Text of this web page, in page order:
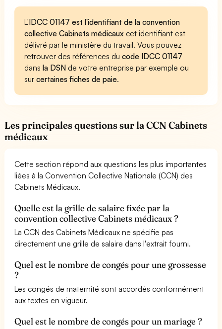
L'IDCC 01147 est l'identifiant de la convention
collective Cabinets médicaux cet identifiant est
délivré par le ministère du travail. Vous pouvez
retrouver des références ducode IDCC 01147
dansla DSN de votre entreprise par exemple ou
surcertaines fiches de paie.
Les principales questions sur la CCN Cabinets
médicaux
Cette section répond aux questions les plus importantes
liées à la Convention Collective Nationale (CCN) des
Cabinets Médicaux.
Quelle est la grille de salaire fixée par la
convention collective Cabinets médicaux ?
La CCN des Cabinets Médicaux ne spécifie pas
directement une grille de salaire dans l'extrait fourni.
Quel est le nombre de congés pour une grossesse
?
Les congés de maternité sont accordés conformément
aux textes en vigueur.
Quel est le nombre de congés pour un mariage ?